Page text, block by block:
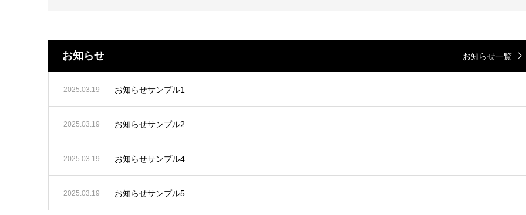
お知らせ お知らせ一覧
2025.03.19 お知らせサンプル1
2025.03.19 お知らせサンプル2
2025.03.19 お知らせサンプル4
2025.03.19 お知らせサンプル5